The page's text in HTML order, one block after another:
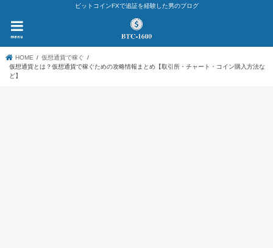
ビットコインFXで追証を経験した男のブログ
menu
HOME
仮想通貨で稼ぐ
仮想通貨とは？仮想通貨で稼ぐための攻略情報まとめ【取引所・チャート・コイン購入方法な
ど】